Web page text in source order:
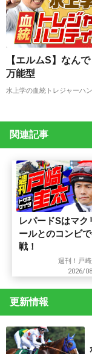
【エルムS】なん
万能型
関連記事
レパードSはマク
ールとのコンビ
戦！
週刊！戸
2026/
更新情報